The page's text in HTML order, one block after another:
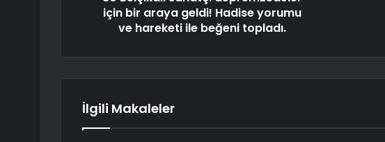
için bir araya geldi! Hadise yorumu
ve hareketi ile beğeni topladı.
İlgili Makaleler